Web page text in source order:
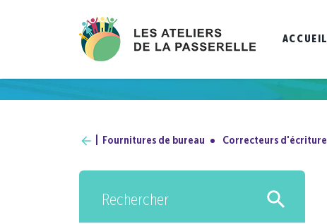
ACCUEIL
Fournitures de bureau Correcteurs d'écriture
Rechercher